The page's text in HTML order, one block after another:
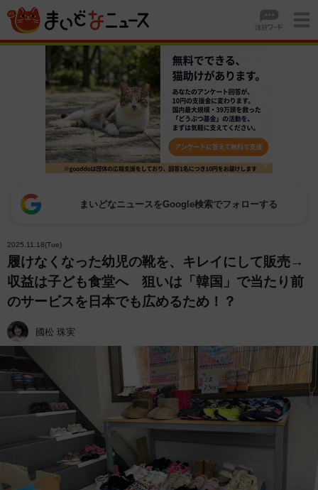
まいどなニュースをGoogle検索でフォローする
2025.11.18(Tue)
履けなくなった幼児の靴を、キレイにして販売→
収益は子ども食堂へ 狙いは「韓国」で当たり前
のサービスを日本でも広めるため！？
國松 珠実